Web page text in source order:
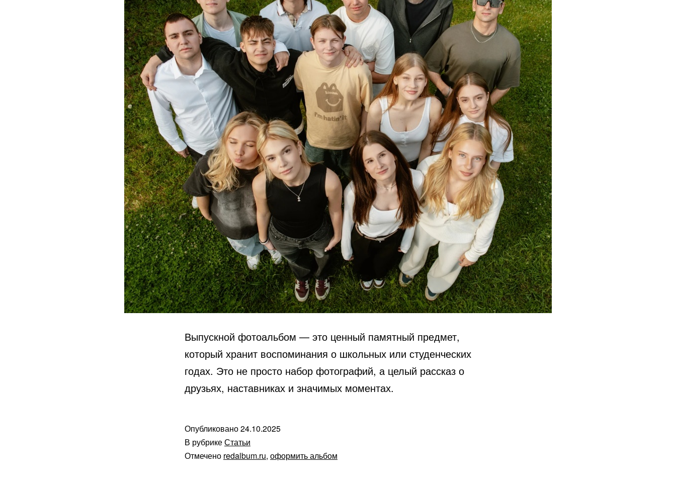
Выпускной фотоальбом — это ценный памятный предмет,
который хранит воспоминания о школьных или студенческих
годах. Это не просто набор фотографий, а целый рассказ о
друзьях, наставниках и значимых моментах.
Опубликовано24.10.2025
В рубрикеСтатьи
Отмечено redalbum.ru, оформить альбом